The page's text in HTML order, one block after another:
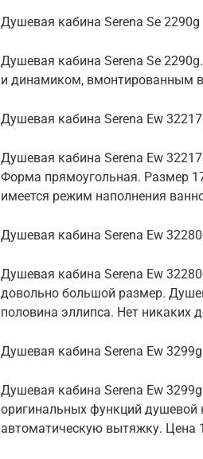
Душевая кабина Serena Se 2290g
Душевая кабина Serena Se
и динамиком, вмонтированным
Душевая кабина Serena Ew
Душевая кабина Serena Ew
Форма прямоугольная. Размер
имеется режим наполнения
Душевая кабина Serena Ew
Душевая кабина Serena Ew
довольно большой размер.
половина эллипса. Нет никаких
Душевая кабина Serena Ew 3299g
Душевая кабина Serena Ew
оригинальных функций
автоматическую вытяжку. Цена